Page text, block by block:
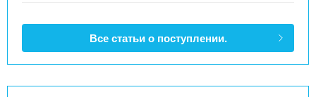
Все статьи о поступлении.